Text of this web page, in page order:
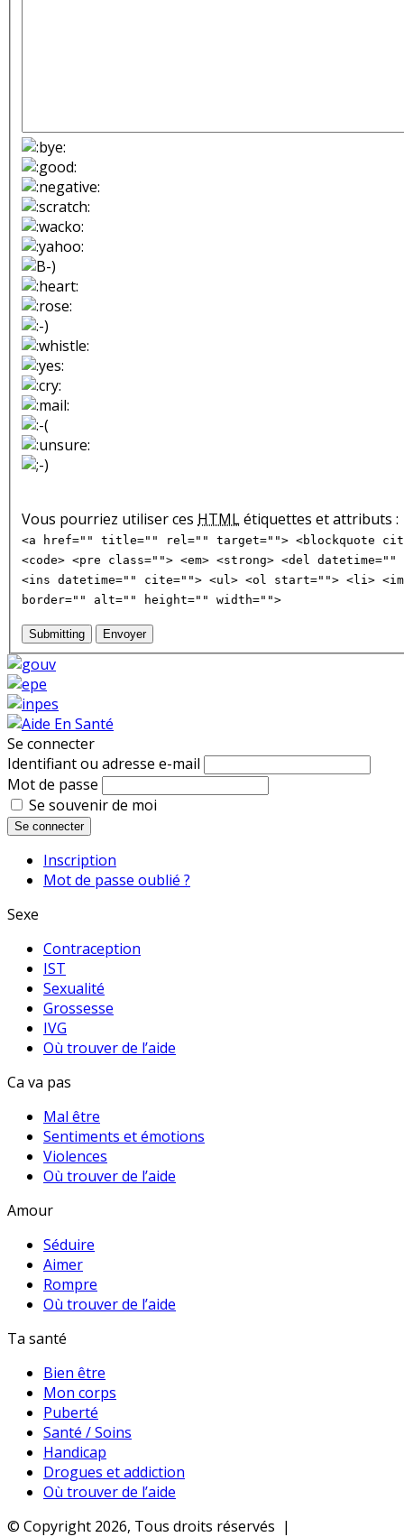
Vous pourriez utiliser ces HTMLétiquettes et attributs :
<a href="" title="" rel="" target=""> <blockquote
<code> <pre class=""> <em> <strong> <del
<ins datetime="" cite=""> <ul> <ol start=""> <li>
border="" alt="" height="" width="">
Submitting Envoyer
Se connecter
Identifiant ou adresse e-mail
Mot de passe
Se souvenir de moi
Se connecter
Inscription
Mot de passe oublié ?
Sexe
Contraception
IST
Sexualité
Grossesse
IVG
Où trouver de l’aide
Ca va pas
Mal être
Sentiments et émotions
Violences
Où trouver de l’aide
Amour
Séduire
Aimer
Rompre
Où trouver de l’aide
Ta santé
Bien être
Mon corps
Puberté
Santé / Soins
Handicap
Drogues et addiction
Où trouver de l’aide
© Copyright 2026, Tous droits réservés |